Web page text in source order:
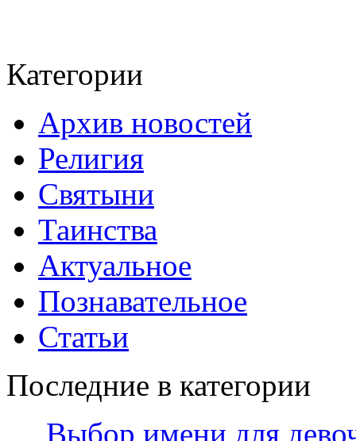
Категории
Архив новостей
Религия
Святыни
Таинства
Актуальное
Познавательное
Статьи
Последние в категории
Выбор имени для